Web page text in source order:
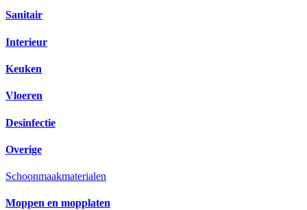
Sanitair
Interieur
Keuken
Vloeren
Desinfectie
Overige
Schoonmaakmaterialen
Moppen en mopplaten